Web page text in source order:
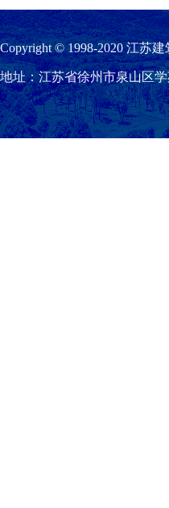
Copyright © 1998-2020 江苏
地址：江苏省徐州市泉山区